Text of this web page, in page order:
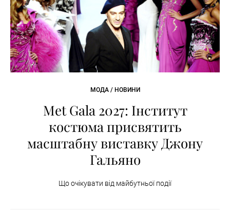
МОДА / НОВИНИ
Met Gala 2027: Інститут
костюма присвятить
масштабну виставку Джону
Гальяно
Що очікувати від майбутньої події